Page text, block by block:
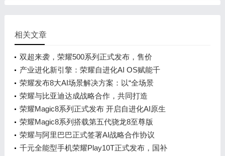
相关文章
双超来袭，荣耀500系列正式发布，售价
产业进化新引擎：荣耀自进化AI OS赋能千
荣耀发布8大AI场景解决方案：以“全场景
荣耀与比亚迪达成战略合作，共同打造
荣耀Magic8系列正式发布 开启自进化AI原生
荣耀Magic8系列搭载第五代骁龙8至尊版
荣耀与阿里巴巴正式签署AI战略合作协议
千元全能型手机荣耀Play10T正式发布，国补